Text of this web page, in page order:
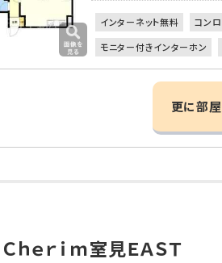
インターネット無料 コン
モニター付きインターホン
更に部
Ｃｈｅｒｉｍ室見ＥＡＳＴ